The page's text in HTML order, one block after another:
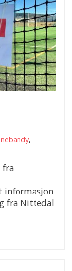
,
fra
informasjon
fra Nittedal